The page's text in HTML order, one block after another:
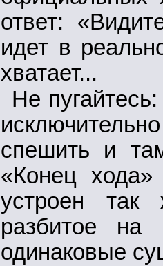
ответ:
идет в
хватает...
Не
спешить и
«Конец
устроен так
разбитое на
одинаковые